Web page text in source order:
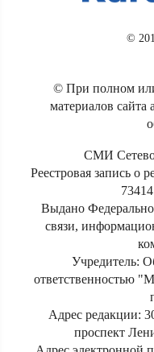
©
© При полном
материалов сайта
СМИ
Реестровая запись
Выдано
связи,
Учредитель:
ответственностью
Адрес редакции:
проспект